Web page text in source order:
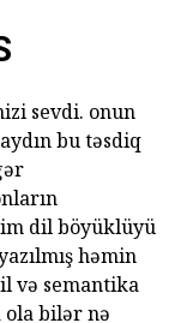
sevdi. onun
bu təsdiq
dil böyüklüyü
həmin
və semantika
bilər nə